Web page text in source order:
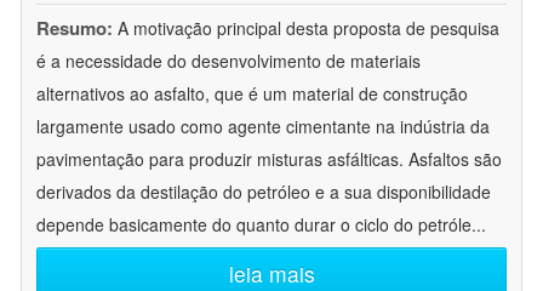
Resumo: A motivação principal desta proposta de pesquisa
é a necessidade do desenvolvimento de materiais
alternativos ao asfalto, que é um material de construção
largamente usado como agente cimentante na indústria da
pavimentação para produzir misturas asfálticas. Asfaltos são
derivados da destilação do petróleo e a sua disponibilidade
depende basicamente do quanto durar o ciclo do petróle...
leia mais